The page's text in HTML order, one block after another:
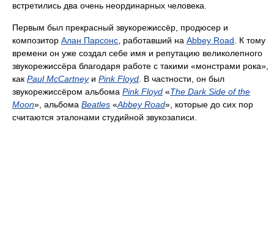
встретились два очень неординарных человека.
Первым был прекрасный звукорежиссёр, продюсер и
композитор Алан Парсонс , работавший на Abbey Road . К тому
времени он уже создал себе имя и репутацию великолепного
звукорежиссёра благодаря работе с такими «монстрами рока»,
как Paul McCartneyи Pink Floyd . В частности, он был
звукорежиссёром альбома Pink Floyd «The Dark Side of the
Moon», альбома Beatles «Abbey Road», которые до сих пор
считаются эталонами студийной звукозаписи.